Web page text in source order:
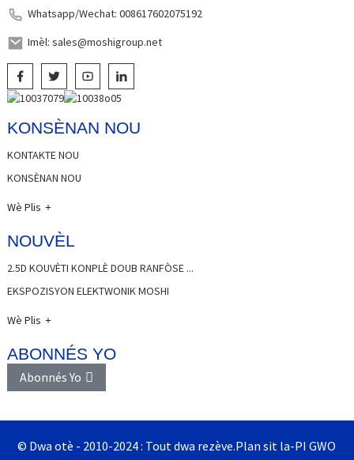
Whatsapp/Wechat: 008617602075192
Imèl: sales@moshigroup.net
KONSÈNAN NOU
KONTAKTE NOU
KONSÈNAN NOU
Wè Plis
NOUVÈL
2.5D KOUVÈTI KONPLÈ DOUB RANFÒSE ...
EKSPOZISYON ELEKTWONIK MOSHI
Wè Plis
ABONNÉS YO
Abonnés Yo
© Dwa otè - 2010-2024 : Tout dwa rezève.Plan sit la-PI GWO